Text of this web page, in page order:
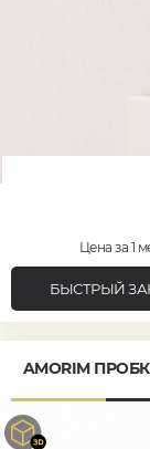
Цена за 1
БЫСТРЫЙ
AMORIM